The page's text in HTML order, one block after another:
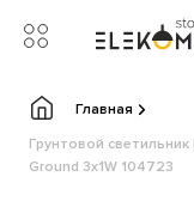
Главная
Грунтовой
Ground 3x1W 104723